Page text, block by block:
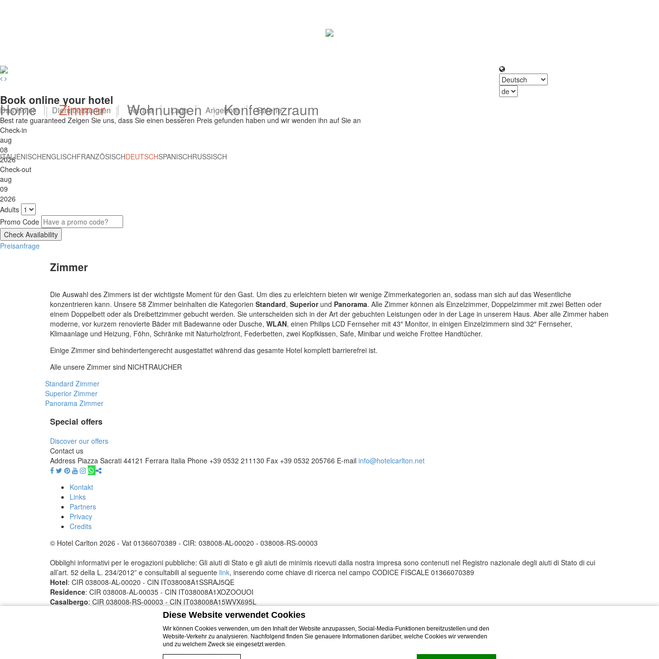
Diese Website verwendet Cookies
Wir können Cookies verwenden, um den Inhalt der Website anzupassen, Social-Media-Funktionen bereitzustellen und den
Website-Verkehr zu analysieren. Nachfolgend finden Sie genauere Informationen darüber, welche Cookies wir verwenden
und zu welchem Zweck sie eingesetzt werden.
Home Zimmer Wohnungen Konferenzraum
Das Hotel Dienstleistungen Ferrara Lage Angebote Galerie
ITALIENISCHENGLISCHFRANZÖSISCHDEUTSCHSPANISCHRUSSISCH
Book online your hotel
Best rate guaranteed Zeigen Sie uns, dass Sie einen besseren Preis gefunden haben und wir wenden ihn auf Sie an
Check-in
aug
08
2026
Check-out
aug
09
2026
Adults
Promo Code
Preisanfrage
Zimmer
Die Auswahl des Zimmers ist der wichtigste Moment für den Gast. Um dies zu erleichtern bieten wir wenige Zimmerkategorien an, sodass man sich auf das Wesentliche
konzentrieren kann. Unsere 58 Zimmer beinhalten die Kategorien Standard, Superiorund Panorama. Alle Zimmer können als Einzelzimmer, Doppelzimmer mit zwei Betten oder
einem Doppelbett oder als Dreibettzimmer gebucht werden. Sie unterscheiden sich in der Art der gebuchten Leistungen oder in der Lage in unserem Haus. Aber alle Zimmer haben
moderne, vor kurzem renovierte Bäder mit Badewanne oder Dusche, WLAN, einen Philips LCD Fernseher mit 43″ Monitor, in einigen Einzelzimmern sind 32″ Fernseher,
Klimaanlage und Heizung, Föhn, Schränke mit Naturholzfront, Federbetten, zwei Kopfkissen, Safe, Minibar und weiche Frottee Handtücher.
Einige Zimmer sind behindertengerecht ausgestattet während das gesamte Hotel komplett barrierefrei ist.
Alle unsere Zimmer sind NICHTRAUCHER
Standard Zimmer
Superior Zimmer
Panorama Zimmer
Special offers
Discover our offers
Contact us
Address Piazza Sacrati 44121 Ferrara Italia Phone +39 0532 211130 Fax +39 0532 205766 E-mail info@hotelcarlton.net
Kontakt
Links
Partners
Privacy
Credits
© Hotel Carlton 2026 - Vat 01366070389 - CIR: 038008-AL-00020 - 038008-RS-00003
Obblighi informativi per le erogazioni pubbliche: Gli aiuti di Stato e gli aiuti de minimis ricevuti dalla nostra impresa sono contenuti nel Registro nazionale degli aiuti di Stato di cui
all’art. 52 della L. 234/2012” e consultabili al seguente link, inserendo come chiave di ricerca nel campo CODICE FISCALE 01366070389
Hotel: CIR 038008-AL-00020 - CIN IT038008A1SSRAJ5QE
Residence: CIR 038008-AL-00035 - CIN IT038008A1XOZOOUOI
Casalbergo: CIR 038008-RS-00003 - CIN IT038008A15WVX695L